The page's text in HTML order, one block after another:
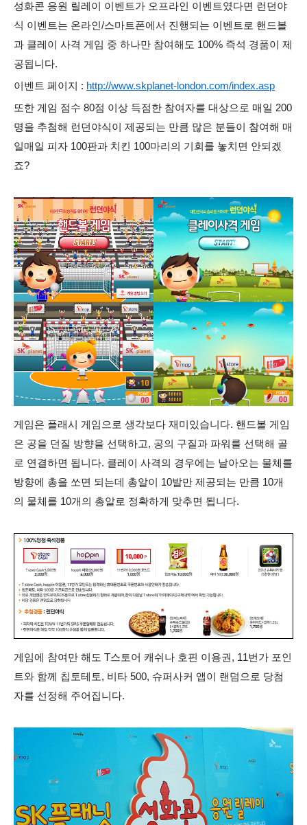
성화콘 응원 릴레이 이벤트가 오프라인 이벤트였다면 런던야
식 이벤트는 온라인/스마트폰에서 진행되는 이벤트로 핸드볼
과 클레이 사격 게임 중 하나만 참여해도 100% 즉석 경품이 제
공됩니다.
이벤트 페이지 : http://www.skplanet-london.com/index.asp
또한 게임 점수 80점 이상 득점한 참여자를 대상으로 매일 200
명을 추첨해 런던야식이 제공되는 만큼 많은 분들이 참여해 매
일매일 피자 100판과 치킨 100마리의 기회를 놓치면 안되겠
죠?
게임은 플래시 게임으로 생각보다 재미있습니다. 핸드볼 게임
은 공을 던질 방향을 선택하고, 공의 구질과 파워를 선택해 골
로 연결하면 됩니다. 클레이 사격의 경우에는 날아오는 물체를
방향에 총을 쏘면 되는데 총알이 10발만 제공되는 만큼 10개
의 물체를 10개의 총알로 정확하게 맞추면 됩니다.
게임에 참여만 해도 T스토어 캐쉬나 호핀 이용권, 11번가 포인
트와 함께 칩토테토, 비타 500, 슈퍼사커 앱이 랜덤으로 당첨
자를 선정해 주어집니다.